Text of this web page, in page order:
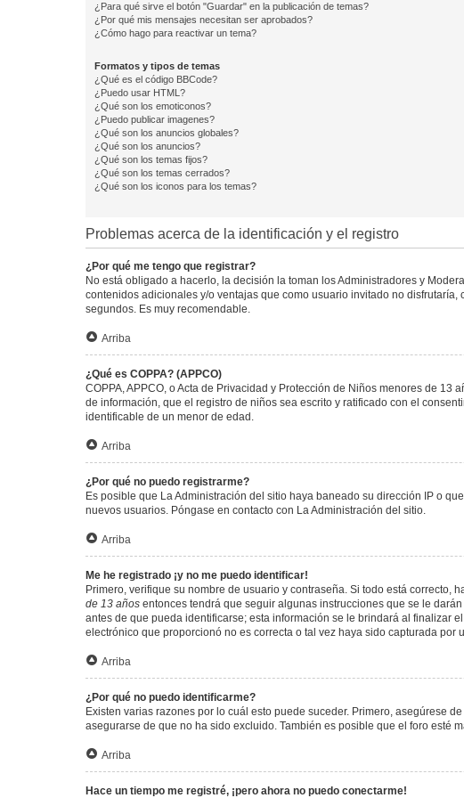
¿Para qué sirve el botón "Guardar" en la publicación de temas?
¿Por qué mis mensajes necesitan ser aprobados?
¿Cómo hago para reactivar un tema?
Formatos y tipos de temas
¿Qué es el código BBCode?
¿Puedo usar HTML?
¿Qué son los emoticonos?
¿Puedo publicar imagenes?
¿Qué son los anuncios globales?
¿Qué son los anuncios?
¿Qué son los temas fijos?
¿Qué son los temas cerrados?
¿Qué son los iconos para los temas?
Problemas acerca de la identificación y el registro
¿Por qué me tengo que registrar?
No está obligado a hacerlo, la decisión la toman los Administradores y
contenidos adicionales y/o ventajas que como usuario invitado no
segundos. Es muy recomendable.
Arriba
¿Qué es COPPA? (APPCO)
COPPA, APPCO, o Acta de Privacidad y Protección de Niños menores de
de información, que el registro de niños sea escrito y ratificado con el
identificable de un menor de edad.
Arriba
¿Por qué no puedo registrarme?
Es posible que La Administración del sitio haya baneado su dirección IP o
nuevos usuarios. Póngase en contacto con La Administración del sitio.
Arriba
Me he registrado ¡y no me puedo identificar!
Primero, verifique su nombre de usuario y contraseña. Si todo está correcto,
de 13 años entonces tendrá que seguir algunas instrucciones que se le
antes de que pueda identificarse; esta información se le brindará al finalizar
electrónico que proporcionó no es correcta o tal vez haya sido capturada
Arriba
¿Por qué no puedo identificarme?
Existen varias razones por lo cuál esto puede suceder. Primero, asegúrese
asegurarse de que no ha sido excluido. También es posible que el foro esté
Arriba
Hace un tiempo me registré, ¡pero ahora no puedo conectarme!